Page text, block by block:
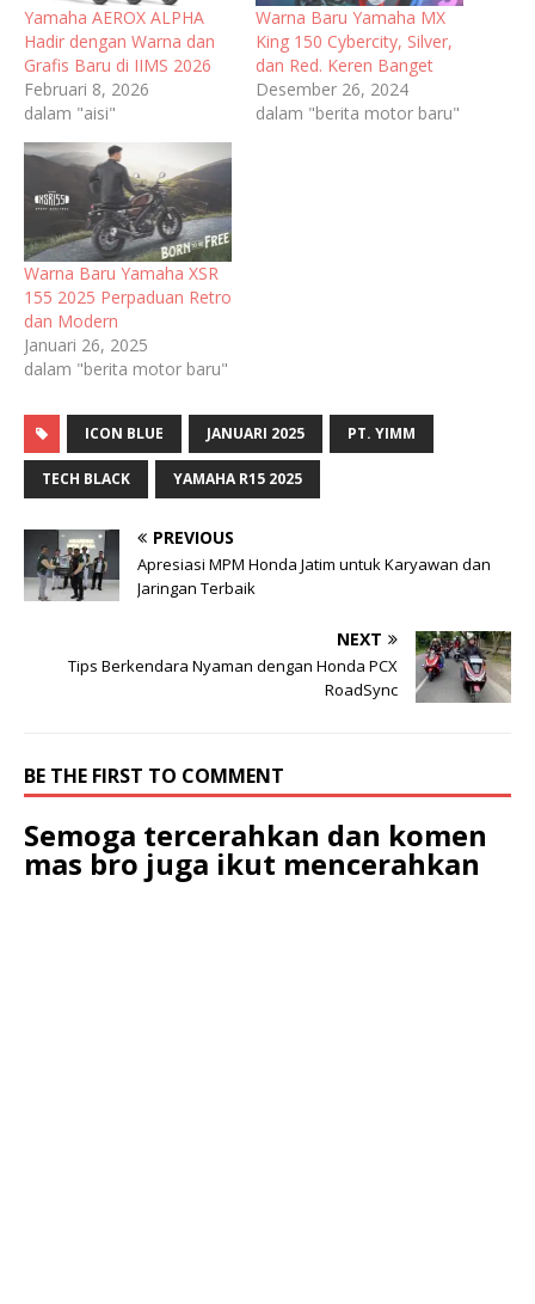
Yamaha AEROX ALPHA
Hadir dengan Warna dan
Grafis Baru di IIMS 2026
Februari 8, 2026
dalam "aisi"
Warna Baru Yamaha MX
King 150 Cybercity, Silver,
dan Red. Keren Banget
Desember 26, 2024
dalam "berita motor baru"
Warna Baru Yamaha XSR
155 2025 Perpaduan Retro
dan Modern
Januari 26, 2025
dalam "berita motor baru"
ICON BLUE JANUARI 2025 PT. YIMM
TECH BLACK YAMAHA R15 2025
PREVIOUS
Apresiasi MPM Honda Jatim untuk Karyawan dan
Jaringan Terbaik
NEXT
Tips Berkendara Nyaman dengan Honda PCX
RoadSync
BE THE FIRST TO COMMENT
Semoga tercerahkan dan komen
mas bro juga ikut mencerahkan